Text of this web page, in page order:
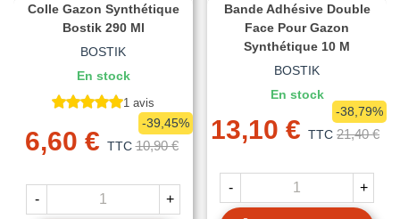
Colle Gazon Synthétique
Bostik 290 Ml
BOSTIK
En stock
1 avis
6,60 € TTC 10,90 €
-39,45%
- +
Bande Adhésive Double
Face Pour Gazon
Synthétique 10 M
BOSTIK
En stock
13,10 € TTC 21,40 €
-38,79%
- +